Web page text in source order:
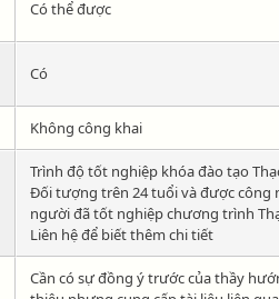
Có thể được
Có
Không công khai
Trình độ tốt nghiệp khóa đào tạo
Đối tượng trên 24 tuổi và được
người đã tốt nghiệp chương trình
Liên hệ để biết thêm chi tiết
Cần có sự đồng ý trước của thầy